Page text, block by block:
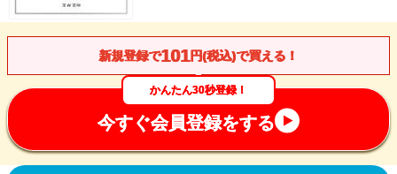
新規登録で101 円(税込)で買える！
かんたん30秒登録！
今すぐ会員登録をする